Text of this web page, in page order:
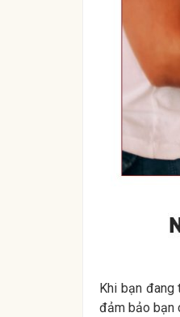
Khi bạn đang
đảm bảo bạn